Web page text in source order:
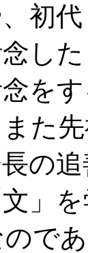
初
し
を
た
の
」
で